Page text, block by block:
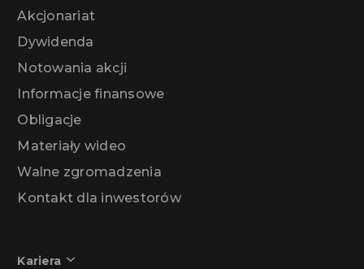
Akcjonariat
Dywidenda
Notowania akcji
Informacje finansowe
Obligacje
Materiały wideo
Walne zgromadzenia
Kontakt dla inwestorów
Kariera